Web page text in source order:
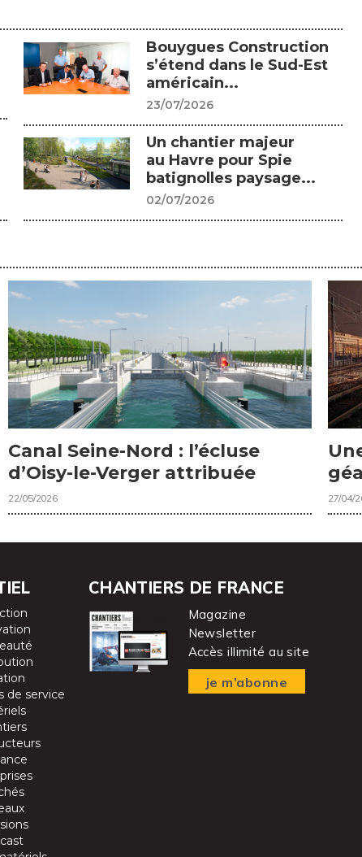
Bouygues Construction
s’étend dans le Sud-Est
américain...
23/07/2026
Un chantier majeur
au Havre pour Spie
batignolles paysage...
02/07/2026
Canal Seine-Nord : l’écluse
d’Oisy-le-Verger attribuée
22/05/2026 27/04/
de service
CHANTIERS DE FRANCE
Magazine
Newsletter
Accès illimité au site
je m’abonne